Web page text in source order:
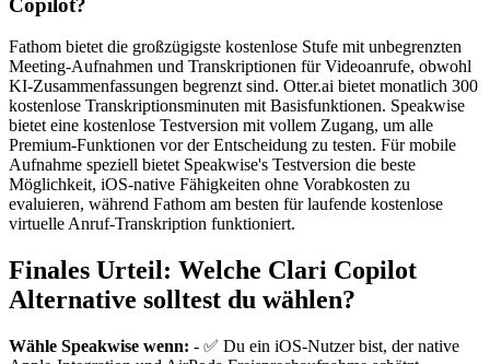
Fathom bietet die großzügigste kostenlose Stufe mit unbegrenzten
Meeting-Aufnahmen und Transkriptionen für Videoanrufe, obwohl
KI-Zusammenfassungen begrenzt sind. Otter.ai bietet monatlich 300
kostenlose Transkriptionsminuten mit Basisfunktionen. Speakwise
bietet eine kostenlose Testversion mit vollem Zugang, um alle
Premium-Funktionen vor der Entscheidung zu testen. Für mobile
Aufnahme speziell bietet Speakwise's Testversion die beste
Möglichkeit, iOS-native Fähigkeiten ohne Vorabkosten zu
evaluieren, während Fathom am besten für laufende kostenlose
virtuelle Anruf-Transkription funktioniert.
Finales Urteil: Welche Clari Copilot
Alternative solltest du wählen?
Wähle Speakwise wenn: - ✅ Du ein iOS-Nutzer bist, der native